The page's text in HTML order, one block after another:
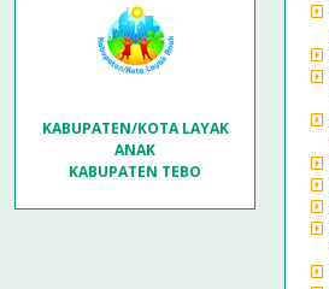
KABUPATEN/KOTA LAYAK
ANAK
KABUPATEN TEBO